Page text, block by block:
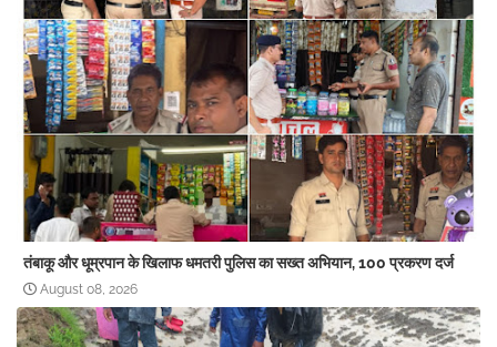
तंबाकू और धूम्रपान के खिलाफ धमतरी पुलिस का सख्त अभियान, 100 प्रकरण दर्ज
August 08, 2026